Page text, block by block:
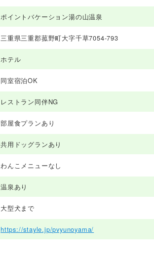
ポイントバケーション湯の山温泉
三重県三重郡菰野町大字千草7054-793
ホテル
同室宿泊OK
レストラン同伴NG
部屋食プランあり
共用ドッグランあり
わんこメニューなし
温泉あり
大型犬まで
https://stayle.jp/pvyunoyama/